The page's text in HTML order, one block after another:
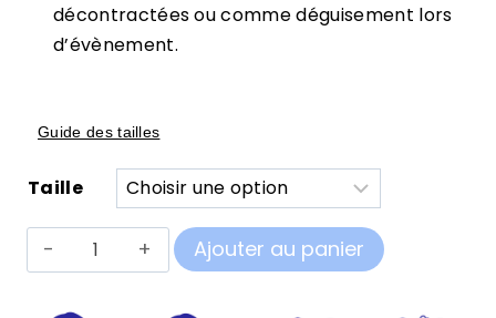
décontractées ou comme déguisement lors
d’évènement.
Guide des tailles
Taille
quantité
de
Ajouter au panier